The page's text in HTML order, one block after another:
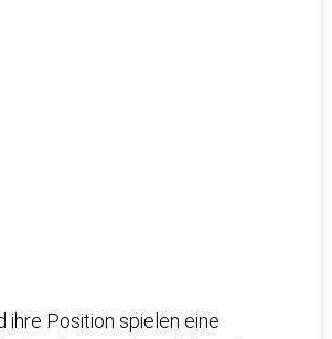
ihre Position spielen eine